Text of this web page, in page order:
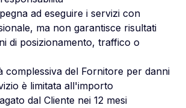
ad eseguire i servizi con
ma non garantisce risultati
di posizionamento, traffico o
complessiva del Fornitore per danni
è limitata all'importo
dal Cliente nei 12 mesi